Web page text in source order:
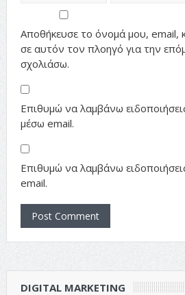
Αποθήκευσε το όνομά μου, email,
σε αυτόν τον πλοηγό για την
σχολιάσω.
Επιθυμώ να λαμβάνω
μέσω email.
Επιθυμώ να λαμβάνω
email.
DIGITAL MARKETING